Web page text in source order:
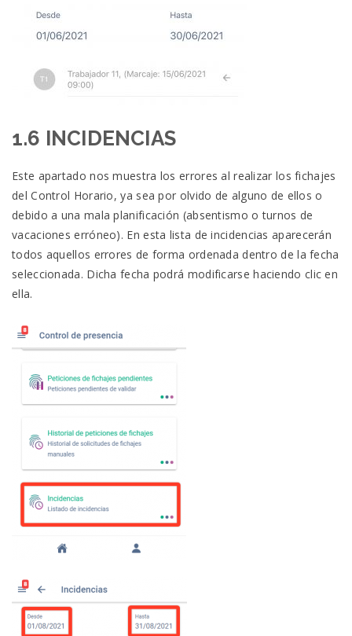
1.6 INCIDENCIAS
Este apartado nos muestra los errores al realizar los fichajes
del Control Horario, ya sea por olvido de alguno de ellos o
debido a una mala planificación (absentismo o turnos de
vacaciones erróneo). En esta lista de incidencias aparecerán
todos aquellos errores de forma ordenada dentro de la fecha
seleccionada. Dicha fecha podrá modificarse haciendo clic en
ella.